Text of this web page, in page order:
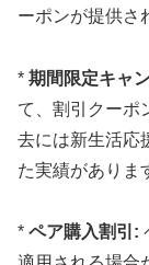
ーポンが提供さ
* 期間限定キャ
て、割引クーポ
去には新生活応
た実績がありま
* ペア購入割引: